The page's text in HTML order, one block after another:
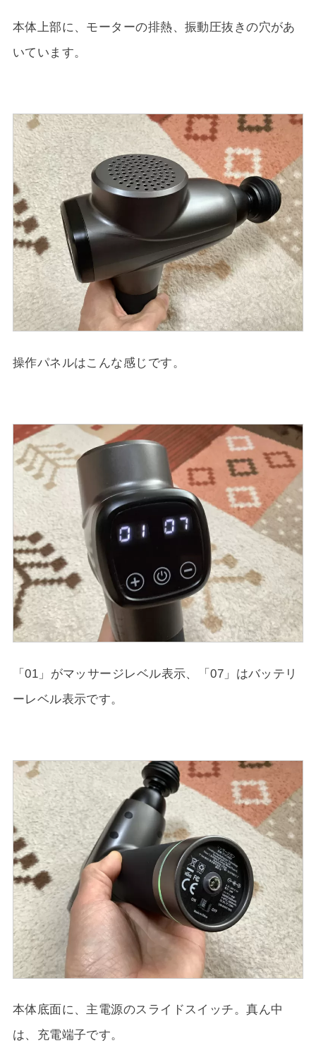
本体上部に、モーターの排熱、振動圧抜きの穴があ
いています。
操作パネルはこんな感じです。
「01」がマッサージレベル表示、「07」はバッテリ
ーレベル表示です。
本体底面に、主電源のスライドスイッチ。真ん中
は、充電端子です。